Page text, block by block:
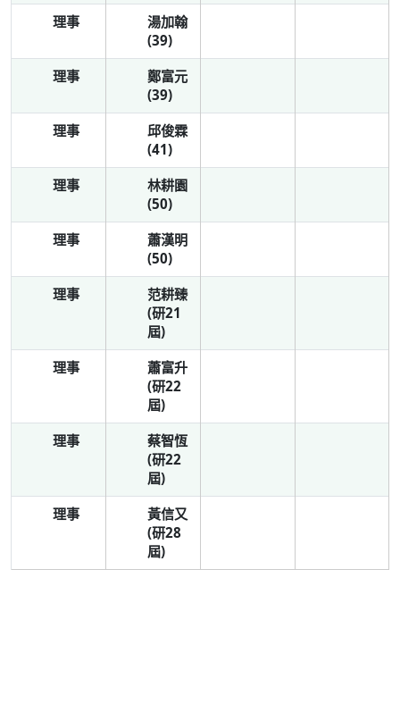
理事
湯加翰
(39)
理事
鄭富元
(39)
理事
邱俊霖
(41)
理事
林耕園
(50)
理事
蕭漢明
(50)
理事
范耕臻
(研21
屆)
理事
蕭富升
(研22
屆)
理事
蔡智恆
(研22
屆)
理事
黃信又
(研28
屆)